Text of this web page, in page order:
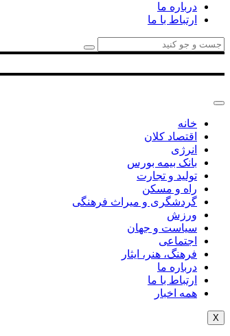
درباره ما
ارتباط با ما
خانه
اقتصاد کلان
انرژی
بانک بیمه بورس
تولید و تجارت
راه و مسکن
گردشگری و میراث فرهنگی
ورزش
سیاست و جهان
اجتماعی
فرهنگ، هنر، ایثار
درباره ما
ارتباط با ما
همه اخبار
X